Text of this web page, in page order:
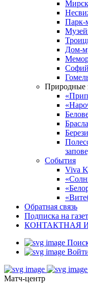
Парк-
Дом-
Природные
События
Viva
Обратная связь
Подписка на
КОНТАКТНАЯ
Матч-центр